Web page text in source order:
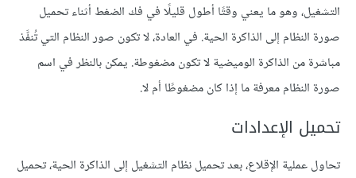
التشغيل، وهو ما يعني وقتًا أطول قليلًا في فك الضغط أثناء تحميل
صورة النظام إلى الذاكرة الحية. في العادة، لا تكون صور النظام التي تُنفَّذ
مباشرة من الذاكرة الوميضية لا تكون مضغوطة. يمكن بالنظر في اسم
صورة النظام معرفة ما إذا كان مضغوطًا أم لا.
تحميل الإعدادات
تحاول عملية الإقلاع، بعد تحميل نظام التشغيل إلى الذاكرة الحية، تحميل